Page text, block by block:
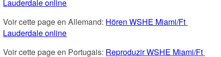
Lauderdale online
Voir cette page en Allemand: Hören WSHE Miami/Ft
Lauderdale online
Voir cette page en Portugais: Reproduzir WSHE Miami/Ft